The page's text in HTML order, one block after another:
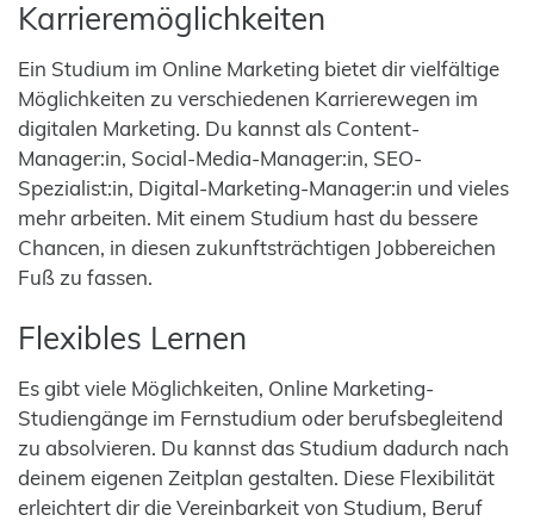
Karrieremöglichkeiten
Ein Studium im Online Marketing bietet dir vielfältige
Möglichkeiten zu verschiedenen Karrierewegen im
digitalen Marketing. Du kannst als Content-
Manager:in, Social-Media-Manager:in, SEO-
Spezialist:in, Digital-Marketing-Manager:in und vieles
mehr arbeiten. Mit einem Studium hast du bessere
Chancen, in diesen zukunftsträchtigen Jobbereichen
Fuß zu fassen.
Flexibles Lernen
Es gibt viele Möglichkeiten, Online Marketing-
Studiengänge im Fernstudium oder berufsbegleitend
zu absolvieren. Du kannst das Studium dadurch nach
deinem eigenen Zeitplan gestalten. Diese Flexibilität
erleichtert dir die Vereinbarkeit von Studium, Beruf